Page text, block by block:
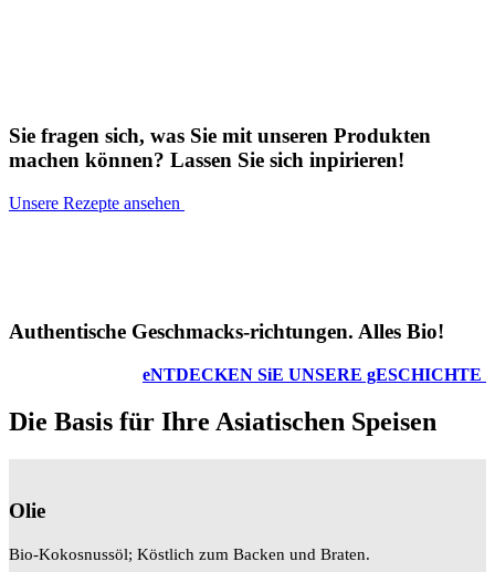
Sie fragen sich, was Sie mit unseren Produkten
machen können? Lassen Sie sich inpirieren!
Unsere Rezepte ansehen
Authentische Geschmacks-richtungen. Alles Bio!
eNTDECKEN SiE UNSERE gESCHICHTE
Die Basis für Ihre Asiatischen Speisen
Olie
Bio-Kokosnussöl; Köstlich zum Backen und Braten.